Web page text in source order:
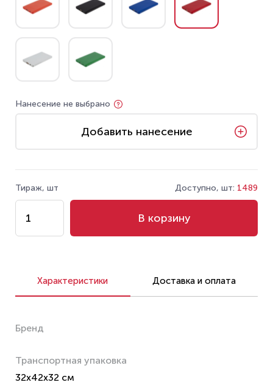
Нанесение не выбрано
Добавить нанесение
Тираж, шт Доступно, шт: 1489
В корзину
Характеристики Доставка и оплата
Бренд
Транспортная упаковка
32x42x32 см